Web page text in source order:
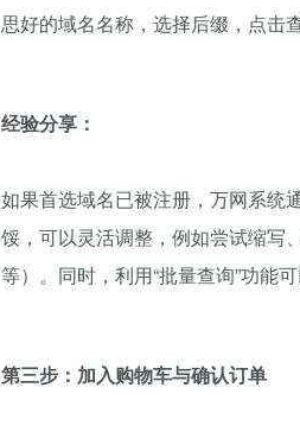
思好的域名名称，选择后缀，点击
经验分享：
如果首选域名已被注册，万网系统
馁，可以灵活调整，例如尝试缩写
等）。同时，利用“批量查询”功能
第三步：加入购物车与确认订单